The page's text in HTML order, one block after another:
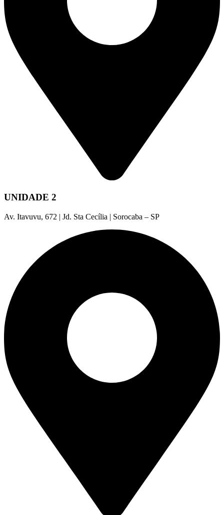
UNIDADE 2
Av. Itavuvu, 672 | Jd. Sta Cecília | Sorocaba – SP